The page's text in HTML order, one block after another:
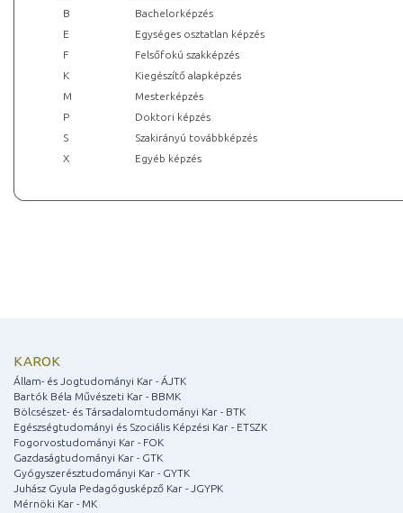
B
Bachelorképzés
E
Egységes osztatlan képzés
F
Felsőfokú szakképzés
K
Kiegészítő alapképzés
M
Mesterképzés
P
Doktori képzés
S
Szakirányú továbbképzés
X
Egyéb képzés
KAROK
Állam- és Jogtudományi Kar - ÁJTK
Bartók Béla Művészeti Kar - BBMK
Bölcsészet- és Társadalomtudományi Kar - BTK
Egészségtudományi és Szociális Képzési Kar - ETSZK
Fogorvostudományi Kar - FOK
Gazdaságtudományi Kar - GTK
Gyógyszerésztudományi Kar - GYTK
Juhász Gyula Pedagógusképző Kar - JGYPK
Mérnöki Kar - MK